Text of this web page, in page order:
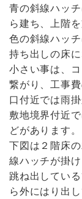
青の斜線ハッ
ら建ち、上階
色の斜線ハッ
持ち出しの床
小さい事は、
繋がり、工事
口付近では雨
敷地境界付近
どがあります。
下図は２階床
線ハッチが掛
跳ね出してい
ら外にはり出